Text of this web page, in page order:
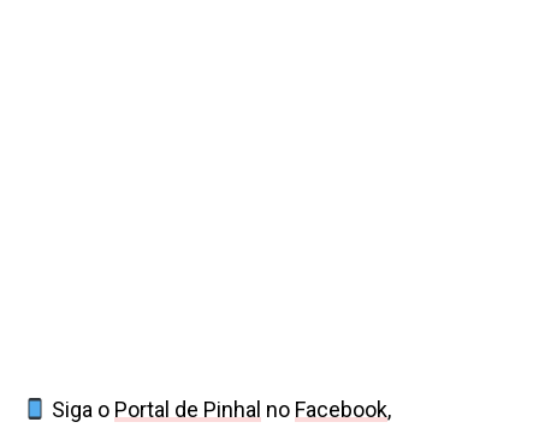
Siga o Portal de Pinhal no Facebook,